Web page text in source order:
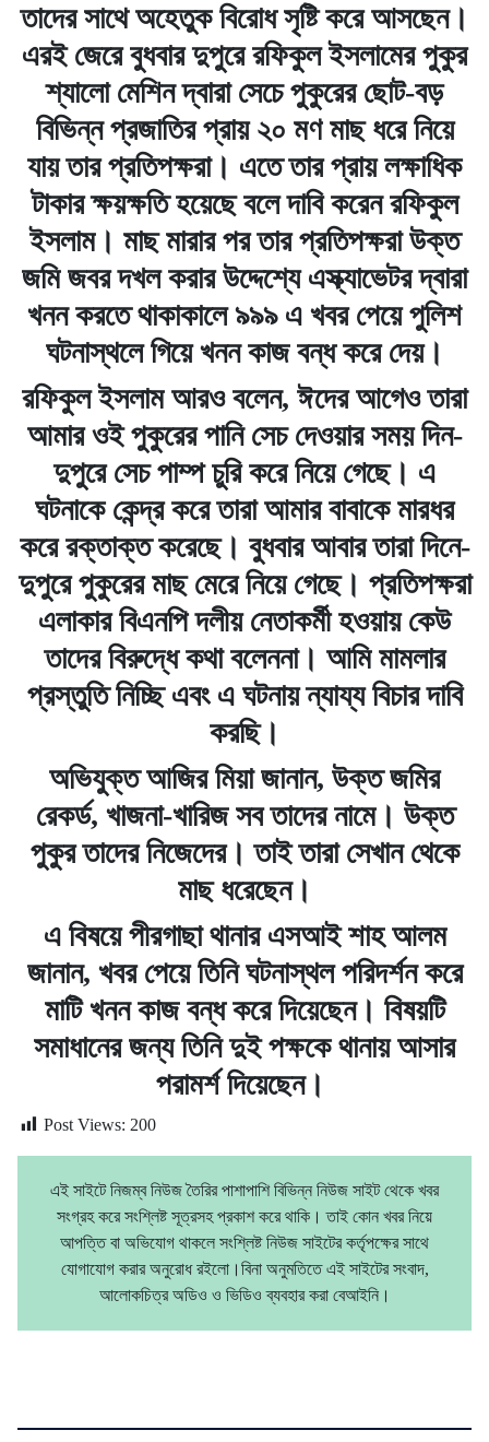
তাদের সাথে অহেতুক বিরোধ সৃষ্টি করে আসছেন।
এরই জেরে বুধবার দুপুরে রফিকুল ইসলামের পুকুর
শ্যালো মেশিন দ্বারা সেচে পুকুরের ছোট-বড়
বিভিন্ন প্রজাতির প্রায় ২০ মণ মাছ ধরে নিয়ে
যায় তার প্রতিপক্ষরা। এতে তার প্রায় লক্ষাধিক
টাকার ক্ষয়ক্ষতি হয়েছে বলে দাবি করেন রফিকুল
ইসলাম। মাছ মারার পর তার প্রতিপক্ষরা উক্ত
জমি জবর দখল করার উদ্দেশ্যে এস্ক্যাভেটর দ্বারা
খনন করতে থাকাকালে ৯৯৯ এ খবর পেয়ে পুলিশ
ঘটনাস্থলে গিয়ে খনন কাজ বন্ধ করে দেয়।
রফিকুল ইসলাম আরও বলেন, ঈদের আগেও তারা
আমার ওই পুকুরের পানি সেচ দেওয়ার সময় দিন-
দুপুরে সেচ পাম্প চুরি করে নিয়ে গেছে। এ
ঘটনাকে কেন্দ্র করে তারা আমার বাবাকে মারধর
করে রক্তাক্ত করেছে। বুধবার আবার তারা দিনে-
দুপুরে পুকুরের মাছ মেরে নিয়ে গেছে। প্রতিপক্ষরা
এলাকার বিএনপি দলীয় নেতাকর্মী হওয়ায় কেউ
তাদের বিরুদ্ধে কথা বলেননা। আমি মামলার
প্রস্তুতি নিচ্ছি এবং এ ঘটনায় ন্যায্য বিচার দাবি
করছি।
অভিযুক্ত আজির মিয়া জানান, উক্ত জমির
রেকর্ড, খাজনা-খারিজ সব তাদের নামে। উক্ত
পুকুর তাদের নিজেদের। তাই তারা সেখান থেকে
মাছ ধরেছেন।
এ বিষয়ে পীরগাছা থানার এসআই শাহ আলম
জানান, খবর পেয়ে তিনি ঘটনাস্থল পরিদর্শন করে
মাটি খনন কাজ বন্ধ করে দিয়েছেন। বিষয়টি
সমাধানের জন্য তিনি দুই পক্ষকে থানায় আসার
পরামর্শ দিয়েছেন।
Post Views: 200
এই সাইটে নিজম্ব নিউজ তৈরির পাশাপাশি বিভিন্ন নিউজ সাইট থেকে খবর
সংগ্রহ করে সংশ্লিষ্ট সূত্রসহ প্রকাশ করে থাকি। তাই কোন খবর নিয়ে
আপত্তি বা অভিযোগ থাকলে সংশ্লিষ্ট নিউজ সাইটের কর্তৃপক্ষের সাথে
যোগাযোগ করার অনুরোধ রইলো।বিনা অনুমতিতে এই সাইটের সংবাদ,
আলোকচিত্র অডিও ও ভিডিও ব্যবহার করা বেআইনি।